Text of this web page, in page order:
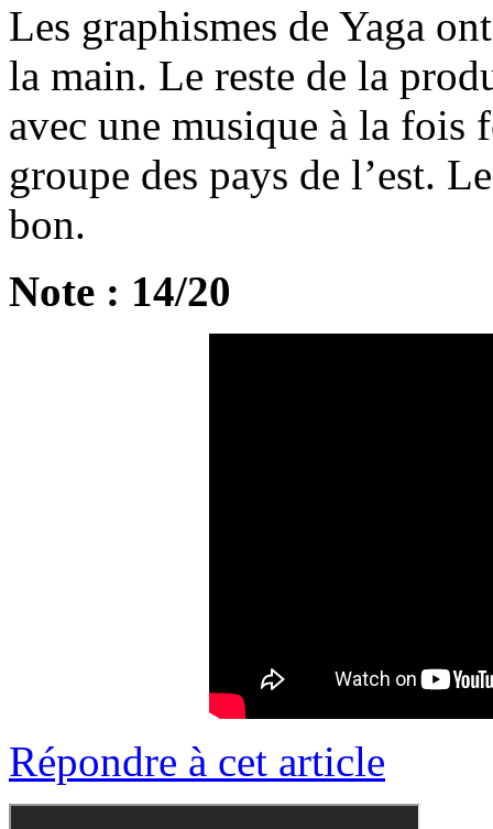
Les graphismes de Yaga
la main. Le reste de la
avec une musique à la fois
groupe des pays de l’est.
bon.
Note : 14/20
Répondre à cet article